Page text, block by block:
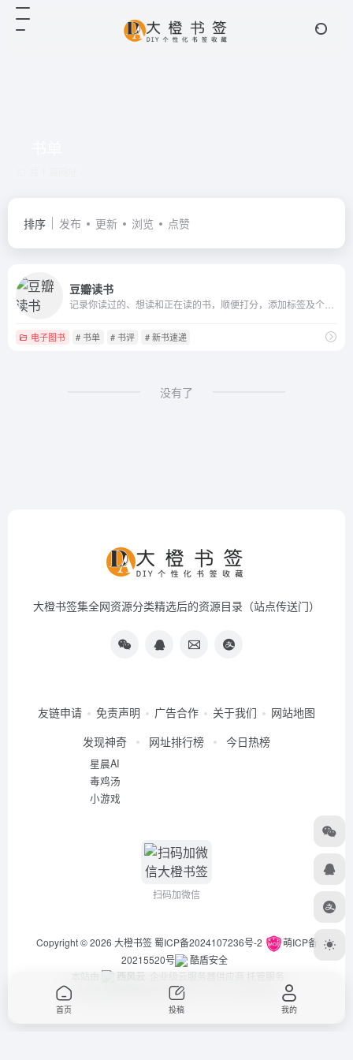
排序 发布 更新 浏览 点赞
豆瓣读书
电子图书 # 书单 # 书评 # 新书速递
没有了
大橙书签集全网资源分类精选后的资源目录（站点传送门）
友链申请 免责声明 广告合作 关于我们
网站地图
发现神奇
星晨AI
毒鸡汤
小游戏
网址排行榜 今日热榜
扫码加微信
Copyright © 2026 大橙书签 蜀ICP备2024107236号-2
萌ICP备
20215520号
酷盾安全
本站由
西风云 企业级云服务器供应商 托管服务
违法举报/投稿等事物联系邮箱：arch_chen@qq.com
首页 投稿 我的